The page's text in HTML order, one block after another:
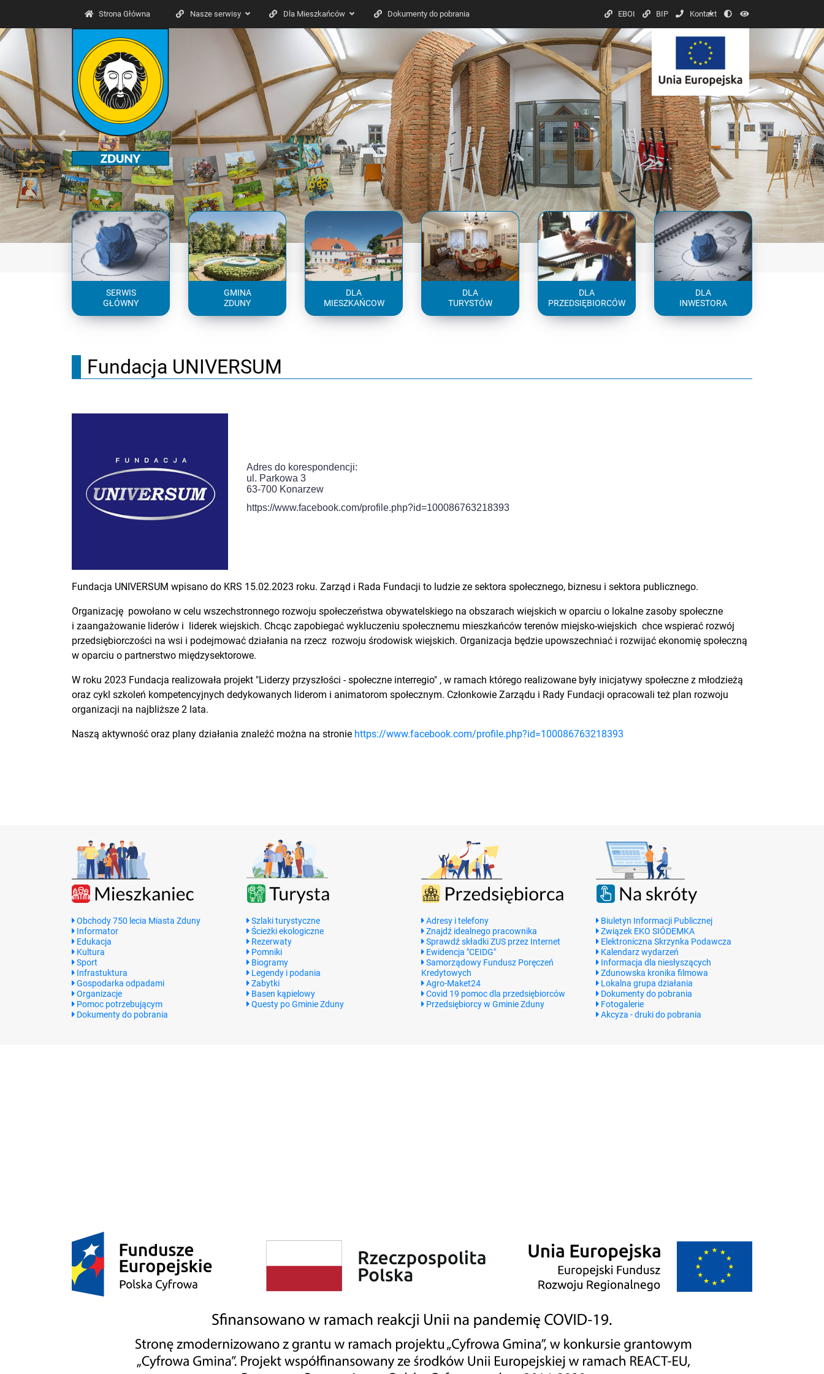
Strona Główna Nasze serwisy Font
Dla Mieszkańców Dokumenty do pobrania Kontrast
Kontakt
BIP
EBOI
Previous Next
SERWIS
GŁÓWNY
GMINA
ZDUNY
DLA
MIESZKAŃCOW
DLA
TURYSTÓW
DLA
PRZEDSIĘBIORCÓW
DLA
INWESTORA
Fundacja UNIVERSUM
Adres do korespondencji:
ul. Parkowa 3
63-700 Konarzew
https://www.facebook.com/profile.php?id=100086763218393
Fundacja UNIVERSUM wpisano do KRS 15.02.2023 roku. Zarząd i Rada Fundacji to ludzie ze sektora społecznego, biznesu i sektora publicznego.
Organizację powołano w celu wszechstronnego rozwoju społeczeństwa obywatelskiego na obszarach wiejskich w oparciu o lokalne zasoby społeczne
i zaangażowanie liderów i liderek wiejskich. Chcąc zapobiegać wykluczeniu społecznemu mieszkańców terenów miejsko-wiejskich chce wspierać rozwój
przedsiębiorczości na wsi i podejmować działania na rzecz rozwoju środowisk wiejskich. Organizacja będzie upowszechniać i rozwijać ekonomię społeczną
w oparciu o partnerstwo międzysektorowe.
W roku 2023 Fundacja realizowała projekt "Liderzy przyszłości - społeczne interregio" , w ramach którego realizowane były inicjatywy społeczne z młodzieżą
oraz cykl szkoleń kompetencyjnych dedykowanych liderom i animatorom społecznym. Członkowie Zarządu i Rady Fundacji opracowali też plan rozwoju
organizacji na najbliższe 2 lata.
Naszą aktywność oraz plany działania znaleźć można na stronie https://www.facebook.com/profile.php?id=100086763218393
Obchody 750 lecia Miasta Zduny
Informator
Edukacja
Kultura
Sport
Infrastuktura
Gospodarka odpadami
Organizacje
Pomoc potrzebującym
Dokumenty do pobrania
Szlaki turystyczne
Ścieżki ekologiczne
Rezerwaty
Pomniki
Biogramy
Legendy i podania
Zabytki
Basen kąpielowy
Questy po Gminie Zduny
Adresy i telefony
Znajdź idealnego pracownika
Sprawdź składki ZUS przez Internet
Ewidencja "CEIDG"
Samorządowy Fundusz Poręczeń
Kredytowych
Agro-Maket24
Covid 19 pomoc dla przedsiębiorców
Przedsiębiorcy w Gminie Zduny
Biuletyn Informacji Publicznej
Związek EKO SIÓDEMKA
Elektroniczna Skrzynka Podawcza
Kalendarz wydarzeń
Informacja dla niesłyszących
Zdunowska kronika filmowa
Lokalna grupa działania
Dokumenty do pobrania
Fotogalerie
Akcyza - druki do pobrania